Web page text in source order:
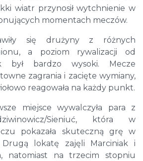
wiatr przynosił wytchnienie w
momentach meczów.
się drużyny z różnych
a poziom rywalizacji od
był bardzo wysoki. Mecze
zagrania i zacięte wymiany,
reagowała na każdy punkt.
miejsce wywalczyła para z
Sieniuć, która w
pokazała skuteczną grę w
lokatę zajęli Marciniak i
natomiast na trzecim stopniu